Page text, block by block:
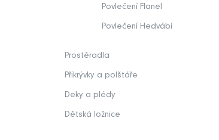
Povlečení Flanel
Povlečení Hedvábí
Prostěradla
Přikrývky a polštáře
Deky a plédy
Dětská ložnice